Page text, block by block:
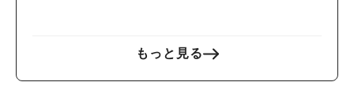
もっと見る